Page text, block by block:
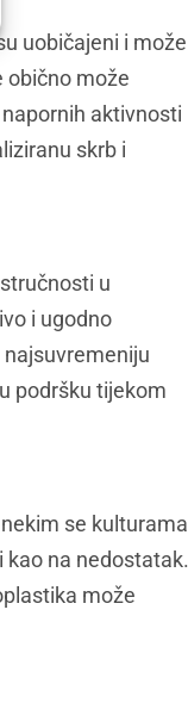
uobičajeni i može
obično može
aktivnosti
skrb i
u
i ugodno
podršku tijekom
se kulturama
kao na nedostatak.
može